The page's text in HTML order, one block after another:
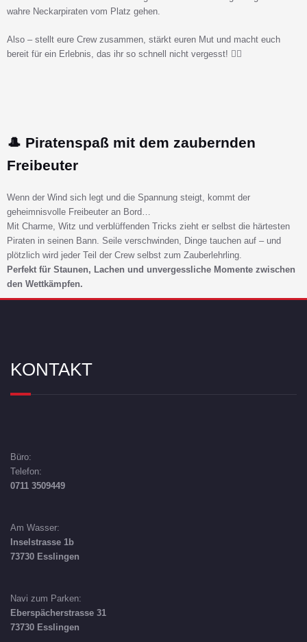
wahre Neckarpiraten vom Platz gehen.
Also – stellt eure Crew zusammen, stärkt euren Mut und macht euch
bereit für ein Erlebnis, das ihr so schnell nicht vergesst! 🏴‍☠️
🎩 Piratenspaß mit dem zaubernden
Freibeuter
Wenn der Wind sich legt und die Spannung steigt, kommt der
geheimnisvolle Freibeuter an Bord…
Mit Charme, Witz und verblüffenden Tricks zieht er selbst die härtesten
Piraten in seinen Bann. Seile verschwinden, Dinge tauchen auf – und
plötzlich wird jeder Teil der Crew selbst zum Zauberlehrling.
Perfekt für Staunen, Lachen und unvergessliche Momente zwischen
den Wettkämpfen.
KONTAKT
Büro:
Telefon:
0711 3509449
Am Wasser:
Inselstrasse 1b
73730 Esslingen
Navi zum Parken:
Eberspächerstrasse 31
73730 Esslingen